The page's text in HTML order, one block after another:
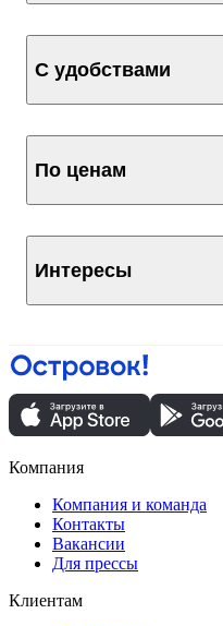
С удобствами
По ценам
Интересы
Компания
Компания и команда
Контакты
Вакансии
Для прессы
Клиентам